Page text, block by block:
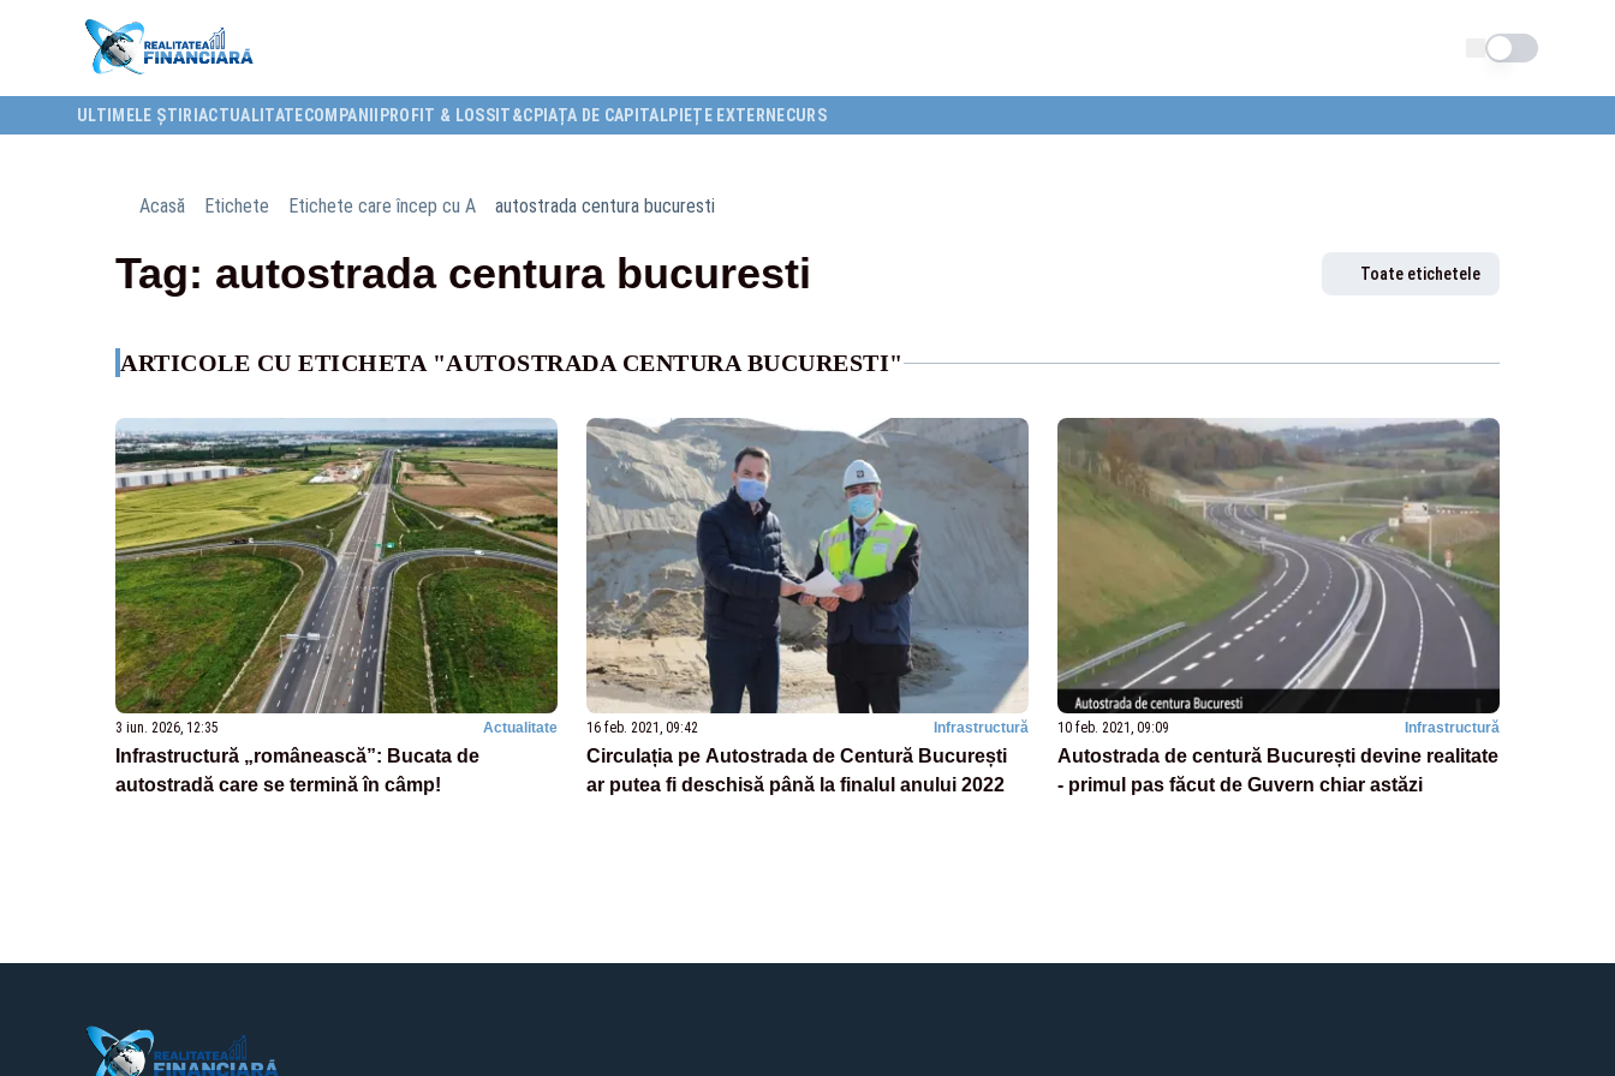
Schimba tema
ULTIMELE ȘTIRI ACTUALITATECOMPANII PROFIT & LOSS IT&C PIAȚA DE CAPITALPIEȚE EXTERNECURS
Acasă Etichete Etichete care încep cu A autostrada centura bucuresti
Tag: autostrada centura bucuresti Toate etichetele
ARTICOLE CU ETICHETA "AUTOSTRADA CENTURA BUCURESTI"
3 iun. 2026, 12:35 Actualitate
Infrastructură „românească”: Bucata de
autostradă care se termină în câmp!
16 feb. 2021, 09:42 Infrastructură
Circulația pe Autostrada de Centură București
ar putea fi deschisă până la finalul anului 2022
10 feb. 2021, 09:09 Infrastructură
Autostrada de centură București devine realitate
- primul pas făcut de Guvern chiar astăzi